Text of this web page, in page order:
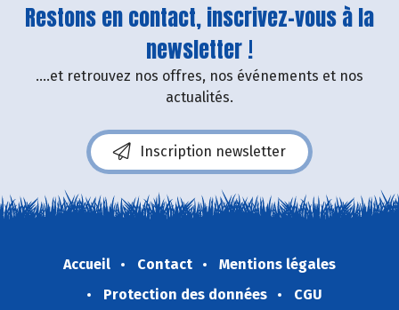
Restons en contact, inscrivez-vous à la
newsletter !
....et retrouvez nos offres, nos événements et nos
actualités.
Inscription newsletter
Accueil Contact
Mentions légales
Protection des données
CGU